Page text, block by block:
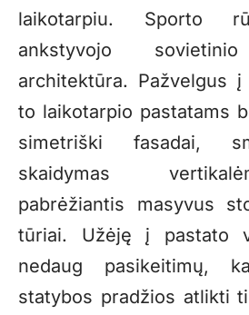
laikotarpiu. Sporto
ankstyvojo
architektūra. Pažvelgus
to laikotarpio pastatams
simetriški fasadai,
skaidymas
pabrėžiantis masyvus
tūriai. Užėję į pastato
nedaug pasikeitimų,
statybos pradžios atlikti